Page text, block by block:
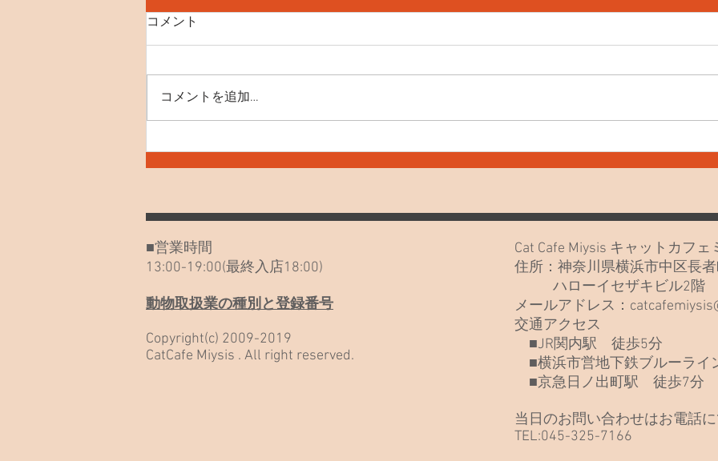
のねこたち
なさい🙏
コメント
コメントを追加…
■営業時間
13:00-19:00(最終入店18:00)
動物取扱業の種別と登録番号
Copyright(c) 2009-2019
CatCafe Miysis . All right reserved.
Cat Cafe Miysis キャットカフ
住所：神奈川県横浜市中区長
ハローイセザキビル2階
メールアドレス：
交通アクセス
■JR関内駅 徒歩5分
■横浜市営地下鉄ブルーラ
■京急日ノ出町駅 徒歩7分
当日のお問い合わせはお電話
TEL:045-325-7166